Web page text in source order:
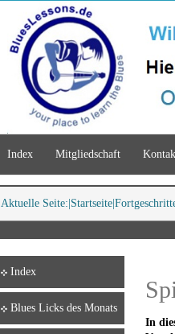
Index Mitgliedschaft
Aktuelle Seite: Startseite
Index
Blues Licks des Monats
In